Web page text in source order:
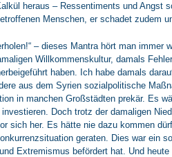
heraus – Ressentiments und Angst
Menschen, er schadet zudem
– dieses Mantra hört man
Willkommenskultur, damals
haben. Ich habe damals
aus dem Syrien sozialpolitische
in manchen Großstädten prekär. Es
Doch trotz der damaligen
sich her. Es hätte nie dazu kommen
geraten. Dies war ein
Extremismus befördert hat. Und